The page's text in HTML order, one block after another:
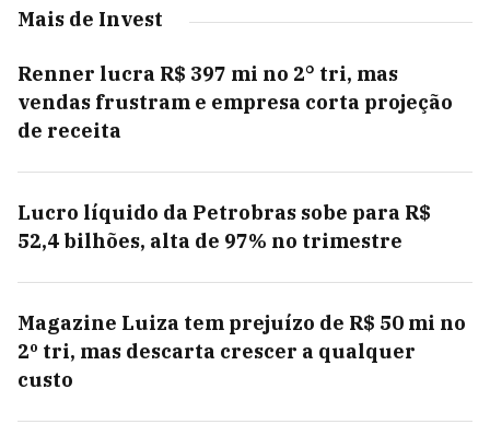
Mais de Invest
Renner lucra R$ 397 mi no 2° tri, mas
vendas frustram e empresa corta projeção
de receita
Lucro líquido da Petrobras sobe para R$
52,4 bilhões, alta de 97% no trimestre
Magazine Luiza tem prejuízo de R$ 50 mi no
2º tri, mas descarta crescer a qualquer
custo